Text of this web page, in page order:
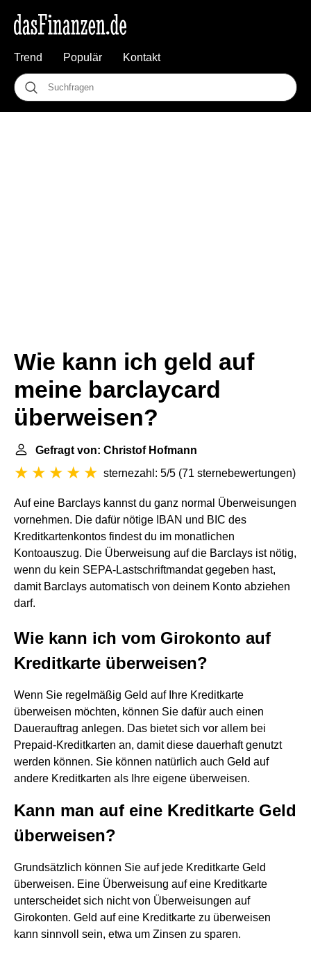
Trend Populär Kontakt
Wie kann ich geld auf
meine barclaycard
überweisen?
Gefragt von: Christof Hofmann
sternezahl: 5/5 (71 sternebewertungen)
Auf eine Barclays kannst du ganz normal Überweisungen
vornehmen. Die dafür nötige IBAN und BIC des
Kreditkartenkontos findest du im monatlichen
Kontoauszug. Die Überweisung auf die Barclays ist nötig,
wenn du kein SEPA-Lastschriftmandat gegeben hast,
damit Barclays automatisch von deinem Konto abziehen
darf.
Wie kann ich vom Girokonto auf
Kreditkarte überweisen?
Wenn Sie regelmäßig Geld auf Ihre Kreditkarte
überweisen möchten, können Sie dafür auch einen
Dauerauftrag anlegen. Das bietet sich vor allem bei
Prepaid-Kreditkarten an, damit diese dauerhaft genutzt
werden können. Sie können natürlich auch Geld auf
andere Kreditkarten als Ihre eigene überweisen.
Kann man auf eine Kreditkarte Geld
überweisen?
Grundsätzlich können Sie auf jede Kreditkarte Geld
überweisen. Eine Überweisung auf eine Kreditkarte
unterscheidet sich nicht von Überweisungen auf
Girokonten. Geld auf eine Kreditkarte zu überweisen
kann sinnvoll sein, etwa um Zinsen zu sparen.